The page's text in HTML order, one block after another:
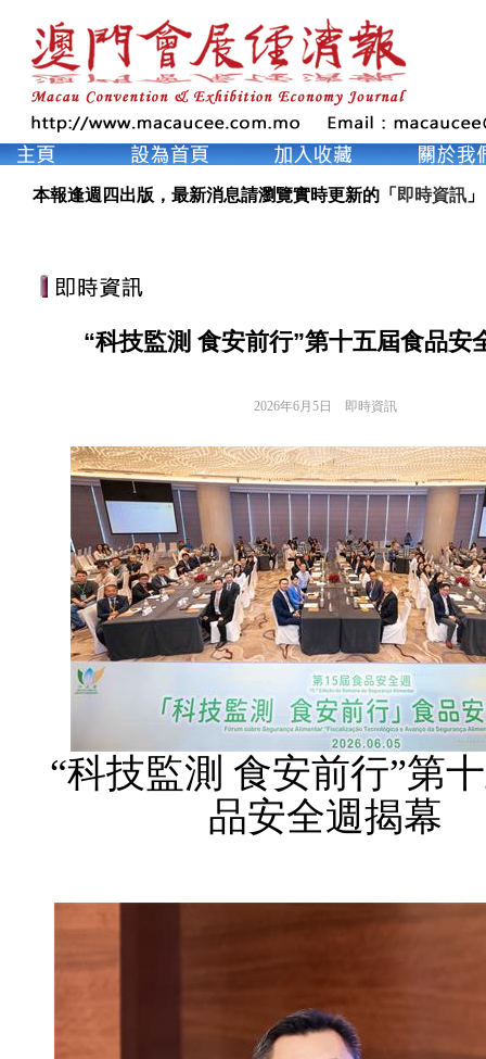
本報逢週四出版，最新消息請瀏覽實時更新的「 即時資訊 」
“科技監測 食安前行”第十五屆食品安
2026年6月5日 即時資訊
“科技監測 食安前行”第
品安全週揭幕